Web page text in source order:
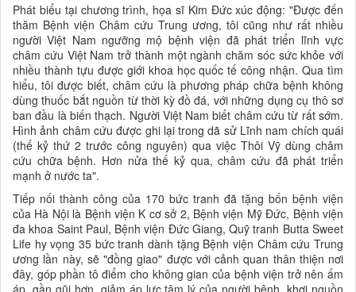
Phát biểu tại chương trình, họa sĩ Kim Đức xúc động: "Được đến
thăm Bệnh viện Châm cứu Trung ương, tôi cũng như rất nhiều
người Việt Nam ngưỡng mộ bệnh viện đã phát triển lĩnh vực
châm cứu Việt Nam trở thành một ngành chăm sóc sức khỏe với
nhiều thành tựu được giới khoa học quốc tế công nhận. Qua tìm
hiểu, tôi được biết, châm cứu là phương pháp chữa bệnh không
dùng thuốc bắt nguồn từ thời kỳ đồ đá, với những dụng cụ thô sơ
ban đầu là biến thạch. Người Việt Nam biết châm cứu từ rất sớm.
Hình ảnh châm cứu được ghi lại trong dã sử Lĩnh nam chích quái
(thế kỷ thứ 2 trước công nguyên) qua việc Thôi Vỹ dùng châm
cứu chữa bệnh. Hơn nửa thế kỷ qua, châm cứu đã phát triển
mạnh ở nước ta".
Tiếp nối thành công của 170 bức tranh đã tặng bốn bệnh viện
của Hà Nội là Bệnh viện K cơ sở 2, Bệnh viện Mỹ Đức, Bệnh viện
đa khoa Saint Paul, Bệnh viện Đức Giang, Quỹ tranh Butta Sweet
Life hy vọng 35 bức tranh dành tặng Bệnh viện Châm cứu Trung
ương lần này, sẽ "đồng giao" được với cảnh quan thân thiện nơi
đây, góp phần tô điểm cho không gian của bệnh viện trở nên ấm
áp, gần gũi hơn, giảm áp lực tâm lý của người bệnh, khơi nguồn